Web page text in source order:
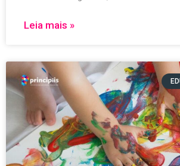
Leia mais »